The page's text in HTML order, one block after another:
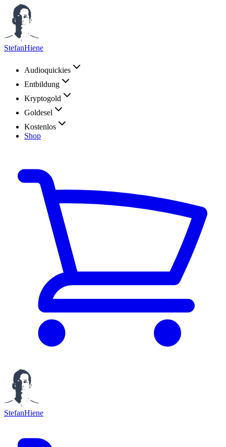
StefanHiene
Audioquickies
Entbildung
Kryptogold
Goldesel
Kostenlos
Shop
StefanHiene